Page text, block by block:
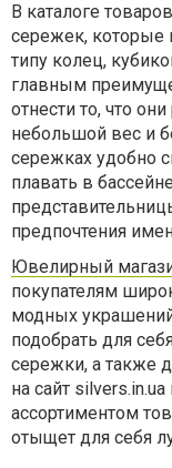
В каталоге
сережек, которые
типу колец,
главным
отнести то, что
небольшой вес и
сережках удобно
плавать в
предпочтения
Ювелирный
покупателям
модных
подобрать для
сережки, а также
на сайт
ассортиментом
отыщет для себя